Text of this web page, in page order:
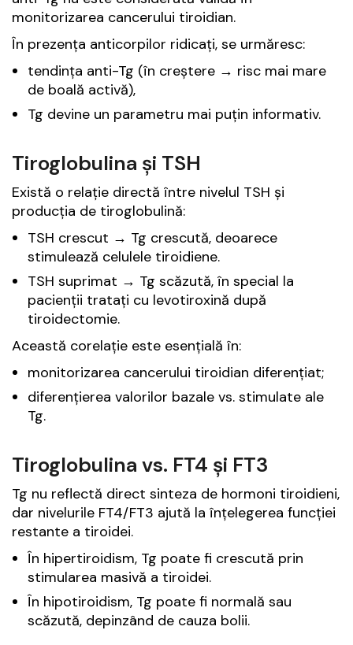
monitorizarea cancerului tiroidian.
În prezența anticorpilor ridicați, se urmăresc:
tendința anti-Tg (în creștere → risc mai mare
de boală activă),
Tg devine un parametru mai puțin informativ.
Tiroglobulina și TSH
Există o relație directă între nivelul TSH și
producția de tiroglobulină:
TSH crescut → Tg crescută, deoarece
stimulează celulele tiroidiene.
TSH suprimat → Tg scăzută, în special la
pacienții tratați cu levotiroxină după
tiroidectomie.
Această corelație este esențială în:
monitorizarea cancerului tiroidian diferențiat;
diferențierea valorilor bazale vs. stimulate ale
Tg.
Tiroglobulina vs. FT4 și FT3
Tg nu reflectă direct sinteza de hormoni tiroidieni,
dar nivelurile FT4/FT3 ajută la înțelegerea funcției
restante a tiroidei.
În hipertiroidism, Tg poate fi crescută prin
stimularea masivă a tiroidei.
În hipotiroidism, Tg poate fi normală sau
scăzută, depinzând de cauza bolii.